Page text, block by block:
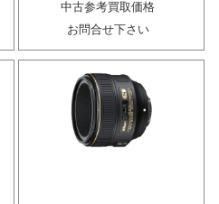
中古参考買取価格
お問合せ下さい